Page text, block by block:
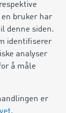
bruker har
denne siden.
identifiserer
analyser
å måle
er
.